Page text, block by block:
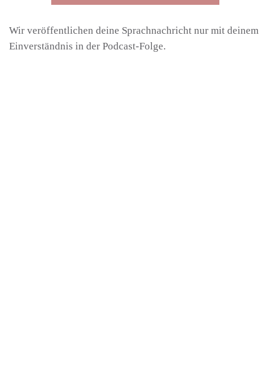
Wir veröffentlichen deine Sprachnachricht nur mit deinem
Einverständnis in der Podcast-Folge.